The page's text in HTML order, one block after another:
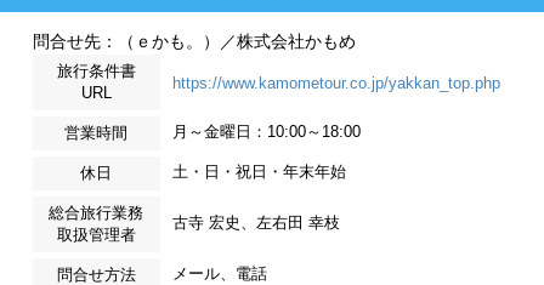
問合せ先：（ｅかも。）／株式会社かもめ
旅行条件書
URL
https://www.kamometour.co.jp/yakkan_top.php
営業時間 月～金曜日：10:00～18:00
休日 土・日・祝日・年末年始
総合旅行業務
取扱管理者
古寺 宏史、左右田 幸枝
問合せ方法 メール、電話